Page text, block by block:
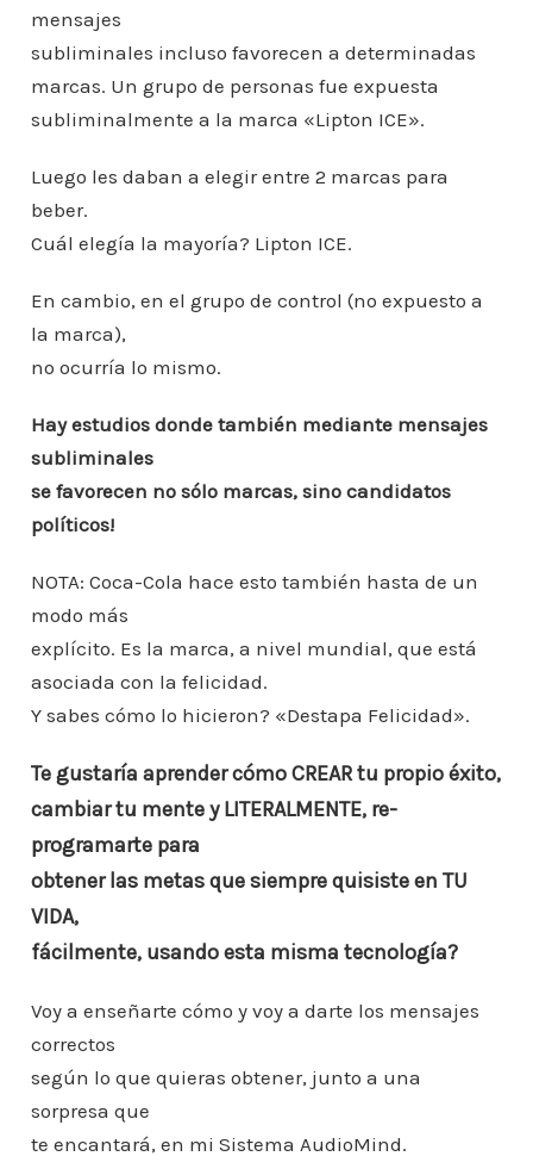
mensajes
subliminales incluso favorecen a determinadas
marcas. Un grupo de personas fue expuesta
subliminalmente a la marca «Lipton ICE».
Luego les daban a elegir entre 2 marcas para
beber.
Cuál elegía la mayoría? Lipton ICE.
En cambio, en el grupo de control (no expuesto a
la marca),
no ocurría lo mismo.
Hay estudios donde también mediante mensajes
subliminales
se favorecen no sólo marcas, sino candidatos
políticos!
NOTA: Coca-Cola hace esto también hasta de un
modo más
explícito. Es la marca, a nivel mundial, que está
asociada con la felicidad.
Y sabes cómo lo hicieron? «Destapa Felicidad».
Te gustaría aprender cómo CREAR tu propio éxito,
cambiar tu mente y LITERALMENTE, re-
programarte para
obtener las metas que siempre quisiste en TU
VIDA,
fácilmente, usando esta misma tecnología?
Voy a enseñarte cómo y voy a darte los mensajes
correctos
según lo que quieras obtener, junto a una
sorpresa que
te encantará, en mi Sistema AudioMind.